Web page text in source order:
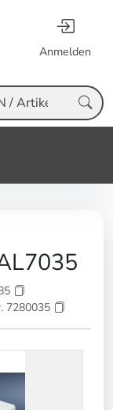
Anmelden
7280035